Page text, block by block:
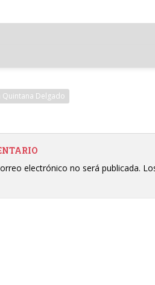
Quintana Delgado
electrónico no será publicada.